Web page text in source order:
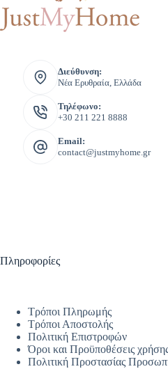
Διεύθυνση:
Νέα Ερυθραία, Ελλάδα
Τηλέφωνο:
+30 211 221 8888
Email:
contact@justmyhome.gr
Πληροφορίες
Τρόποι Πληρωμής
Τρόποι Αποστολής
Πολιτική Επιστροφών
Όροι και Προϋποθέσεις
Πολιτική Προστασίας